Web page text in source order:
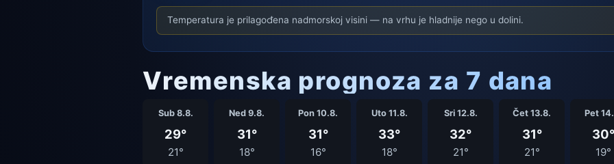
Temperatura je prilagođena nadmorskoj visini — na vrhu je hladnije nego u dolini.
Vremenska prognoza za 7 dana
Sub 8.8.
29°
21°
Ned 9.8.
31°
18°
Pon 10.8.
31°
16°
Uto 11.8.
33°
18°
Sri 12.8.
32°
21°
Čet 13.8.
31°
21°
Pet
30°
19°